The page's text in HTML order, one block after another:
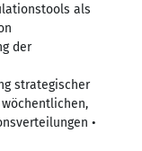
als
der
strategischer
•